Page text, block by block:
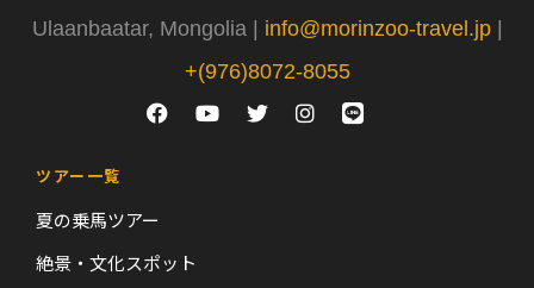
Ulaanbaatar, Mongolia | info@morinzoo-travel.jp|
+(976)8072-8055
ツアー一覧
夏の乗馬ツアー
絶景・文化スポット